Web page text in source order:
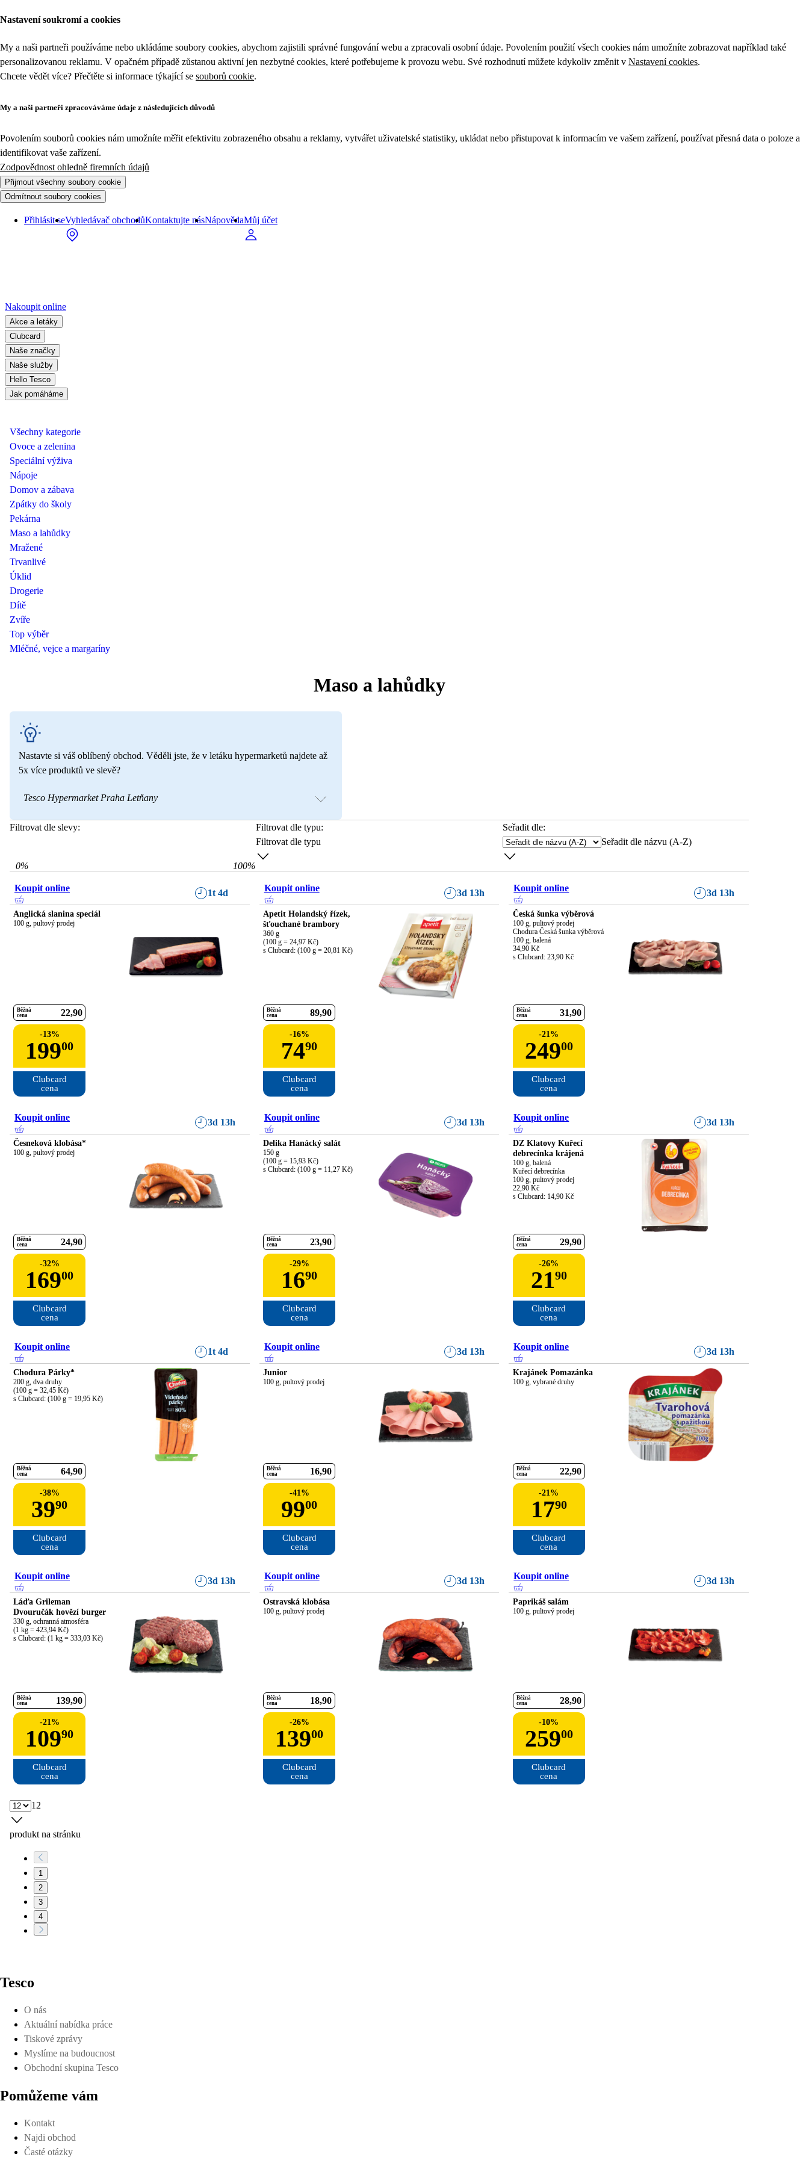
Nastavení soukromí a cookies
My a naši partneři používáme nebo ukládáme soubory cookies, abychom zajistili správné fungování webu a zpracovali osobní údaje. Povolením použití všech cookies nám umožníte zobrazovat například také
personalizovanou reklamu. V opačném případě zůstanou aktivní jen nezbytné cookies, které potřebujeme k provozu webu. Své rozhodnutí můžete kdykoliv změnit v Nastavení cookies.
Chcete vědět více? Přečtěte si informace týkající se souborů cookie.
My a naši partneři zpracováváme údaje z následujících důvodů
Povolením souborů cookies nám umožníte měřit efektivitu zobrazeného obsahu a reklamy, vytvářet uživatelské statistiky, ukládat nebo přistupovat k informacím ve vašem zařízení, používat přesná data o poloze a
identifikovat vaše zařízení.
Zodpovědnost ohledně firemních údajů
Přijmout všechny soubory cookie
Odmítnout soubory cookies
Přihlásit seVyhledávač obchodůKontaktujte násNápovědaMůj účet
Nakoupit online
Akce a letáky
Clubcard
Naše značky
Naše služby
Hello Tesco
Jak pomáháme
Všechny kategorie
Ovoce a zelenina
Speciální výživa
Nápoje
Domov a zábava
Zpátky do školy
Pekárna
Maso a lahůdky
Mražené
Trvanlivé
Úklid
Drogerie
Dítě
Zvíře
Top výběr
Mléčné, vejce a margaríny
Maso a lahůdky
Nastavte si váš oblíbený obchod. Věděli jste, že v letáku hypermarketů najdete až
5x více produktů ve slevě?
Tesco Hypermarket Praha Letňany
Filtrovat dle slevy:
0% 100%
Filtrovat dle typu:
Filtrovat dle typu
Seřadit dle:
Seřadit dle názvu (A-Z)
Koupit online 1t 4d
Anglická slanina speciál
100 g, pultový prodej
Běžná
cena
22 90
-13%
19900
Clubcard
cena
Koupit online 3d 13h
Apetit Holandský řízek,
šťouchané brambory
360 g
(100 g = 24,97 Kč)
s Clubcard: (100 g = 20,81 Kč)
Běžná
cena
89 90
-16%
7490
Clubcard
cena
Koupit online 3d 13h
Česká šunka výběrová
100 g, pultový prodej
Chodura Česká šunka výběrová
100 g, balená
34,90 Kč
s Clubcard: 23,90 Kč
Běžná
cena
31 90
-21%
24900
Clubcard
cena
Koupit online 3d 13h
Česneková klobása*
100 g, pultový prodej
Běžná
cena
24 90
-32%
16900
Clubcard
cena
Koupit online 3d 13h
Delika Hanácký salát
150 g
(100 g = 15,93 Kč)
s Clubcard: (100 g = 11,27 Kč)
Běžná
cena
23 90
-29%
1690
Clubcard
cena
Koupit online 3d 13h
DZ Klatovy Kuřecí
debrecínka krájená
100 g, balená
Kuřecí debrecínka
100 g, pultový prodej
22,90 Kč
s Clubcard: 14,90 Kč
Běžná
cena
29 90
-26%
2190
Clubcard
cena
Koupit online 1t 4d
Chodura Párky*
200 g, dva druhy
(100 g = 32,45 Kč)
s Clubcard: (100 g = 19,95 Kč)
Běžná
cena
64 90
-38%
3990
Clubcard
cena
Koupit online 3d 13h
Junior
100 g, pultový prodej
Běžná
cena
16 90
-41%
9900
Clubcard
cena
Koupit online 3d 13h
Krajánek Pomazánka
100 g, vybrané druhy
Běžná
cena
22 90
-21%
1790
Clubcard
cena
Koupit online 3d 13h
Láďa Grileman
Dvouručák hovězí burger
330 g, ochranná atmosféra
(1 kg = 423,94 Kč)
s Clubcard: (1 kg = 333,03 Kč)
Běžná
cena
139 90
-21%
10990
Clubcard
cena
Koupit online 3d 13h
Ostravská klobása
100 g, pultový prodej
Běžná
cena
18 90
-26%
13900
Clubcard
cena
Koupit online 3d 13h
Paprikáš salám
100 g, pultový prodej
Běžná
cena
28 90
-10%
25900
Clubcard
cena
12
produkt na stránku
1
2
3
4
Tesco
O nás
Aktuální nabídka práce
Tiskové zprávy
Myslíme na budoucnost
Obchodní skupina Tesco
Pomůžeme vám
Kontakt
Najdi obchod
Časté otázky